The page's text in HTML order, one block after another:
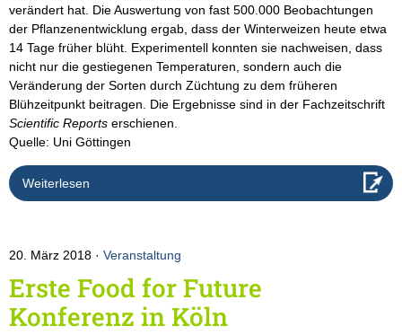
verändert hat. Die Auswertung von fast 500.000 Beobachtungen
der Pflanzenentwicklung ergab, dass der Winterweizen heute etwa
14 Tage früher blüht. Experimentell konnten sie nachweisen, dass
nicht nur die gestiegenen Temperaturen, sondern auch die
Veränderung der Sorten durch Züchtung zu dem früheren
Blühzeitpunkt beitragen. Die Ergebnisse sind in der Fachzeitschrift
Scientific Reports erschienen.
Quelle: Uni Göttingen
Weiterlesen
20. März 2018 Veranstaltung
Erste Food for Future
Konferenz in Köln